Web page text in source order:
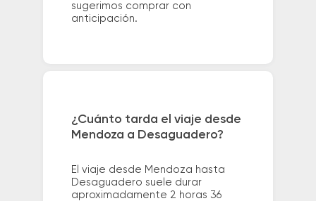
sugerimos comprar con
anticipación.
¿Cuánto tarda el viaje desde
Mendoza a Desaguadero?
El viaje desde Mendoza hasta
Desaguadero suele durar
aproximadamente 2 horas 36